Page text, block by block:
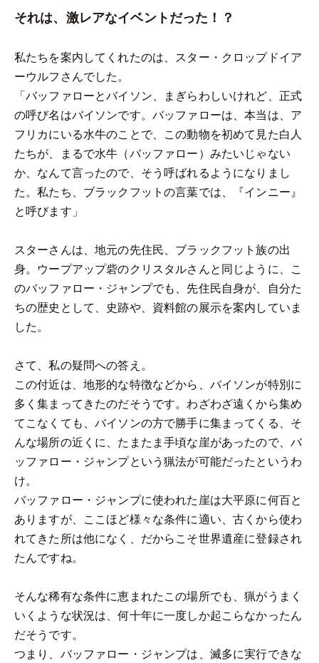
それは、激レアなイベントだった！？
私たちを案内してくれたのは、スター・クロップドイア
ーウルフさんでした。
「バッファローとバイソン、まぎらわしいけれど、正式
の呼び名はバイソンです。バッファローは、本当は、ア
フリカにいる水牛のことで、この動物を初めて見た白人
たちが、まるで水牛（バッファロー）みたいじゃない
か、なんて言ったので、そう呼ばれるようになりまし
た。私たち、ブラックフットの言葉では、『インニー』
と呼びます」
スターさんは、地元の先住民、ブラックフット族の出
身。ウープアップ砦のクリスタルさんと同じように、こ
のバッファロー・ジャンプでも、先住民自身が、自分た
ちの歴史として、史跡や、資料館の展示を案内していま
した。
さて、私の疑問への答え。
この付近は、地形的な特徴などから、バイソンが特別に
多く集まってきたのだそうです。わざわざ遠くから集め
てこなくても、バイソンの方で勝手に集まってくる、そ
んな場所の近くに、たまたま手頃な崖があったので、バ
ッファロー・ジャンプという猟法が可能だったというわ
け。
バッファロー・ジャンプに使われた崖は大平原に何百と
ありますが、ここほど様々な条件に適い、古くから使わ
れてきた所は他になく、だからこそ世界遺産に登録され
たんですね。
そんな稀有な条件に恵まれたこの場所でも、猟がうまく
いくような状況は、何十年に一度しか起こらなかったん
だそうです。
つまり、バッファロー・ジャンプは、滅多に実行できな